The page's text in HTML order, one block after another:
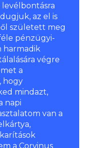
levélbontásra
az el is
született meg
pénzügyi-
harmadik
végre
a
hogy
mindazt,
napi
van a
a Corvinus